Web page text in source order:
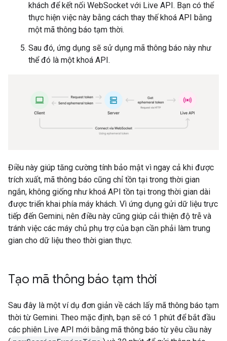
khách để kết nối WebSocket với Live API. Bạn có thể
thực hiện việc này bằng cách thay thế khoá API bằng
một mã thông báo tạm thời.
Sau đó, ứng dụng sẽ sử dụng mã thông báo này như
thể đó là một khoá API.
Điều này giúp tăng cường tính bảo mật vì ngay cả khi được
trích xuất, mã thông báo cũng chỉ tồn tại trong thời gian
ngắn, không giống như khoá API tồn tại trong thời gian dài
được triển khai phía máy khách. Vì ứng dụng gửi dữ liệu trực
tiếp đến Gemini, nên điều này cũng giúp cải thiện độ trễ và
tránh việc các máy chủ phụ trợ của bạn cần phải làm trung
gian cho dữ liệu theo thời gian thực.
Tạo mã thông báo tạm thời
Sau đây là một ví dụ đơn giản về cách lấy mã thông báo tạm
thời từ Gemini. Theo mặc định, bạn sẽ có 1 phút để bắt đầu
các phiên Live API mới bằng mã thông báo từ yêu cầu này